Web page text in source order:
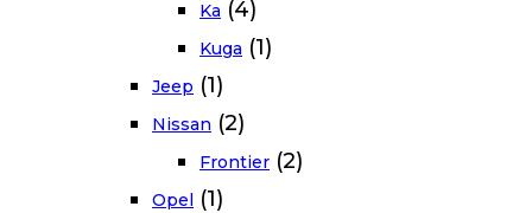
Ka (4)
Kuga (1)
Jeep (1)
Nissan (2)
Frontier (2)
Opel (1)